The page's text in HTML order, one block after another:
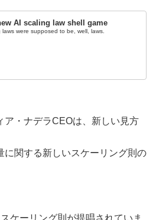
AI scaling law shell game
laws were supposed to be, well, laws.
ア・ナデラCEOは、新しい見方
に関する新しいスケーリング則の